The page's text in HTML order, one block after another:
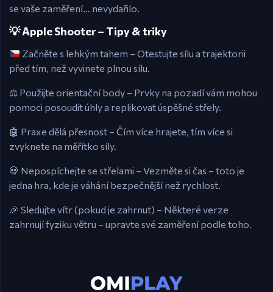
se vaše zaměření… nevydařilo.
💡 Apple Shooter – Tipy & triky
Začněte s lehkým tahem – Otestujte sílu a trajektorii
před tím, než vyvinete plnou sílu.
⚖️ Použijte orientační body – Prvky na pozadí vám mohou
pomoci posoudit úhly a replikovat úspěšné střely.
🤖 Praxe dělá přesnost – Čím více hrajete, tím více si
zvyknete na měřítko síly.
💀 Nepospíchejte se střelami – Vezměte si čas – toto je
jedna hra, kde je váhání bezpečnější než rychlost.
🎉 Sledujte vítr (pokud je zahrnut) – Některé verze
zahrnují fyziku větru – upravte své zaměření podle toho.